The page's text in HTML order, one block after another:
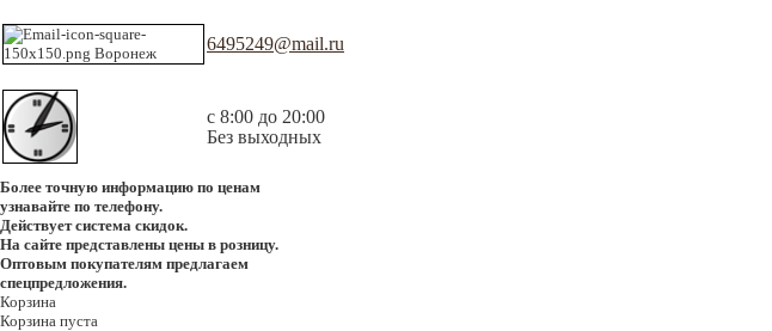
6495249@mail.ru
с 8:00 до 20:00
Без выходных
Более точную информацию по ценам
узнавайте по телефону.
Действует система скидок.
На сайте представлены цены в розницу.
Оптовым покупателям предлагаем
спецпредложения.
Корзина
Корзина пуста